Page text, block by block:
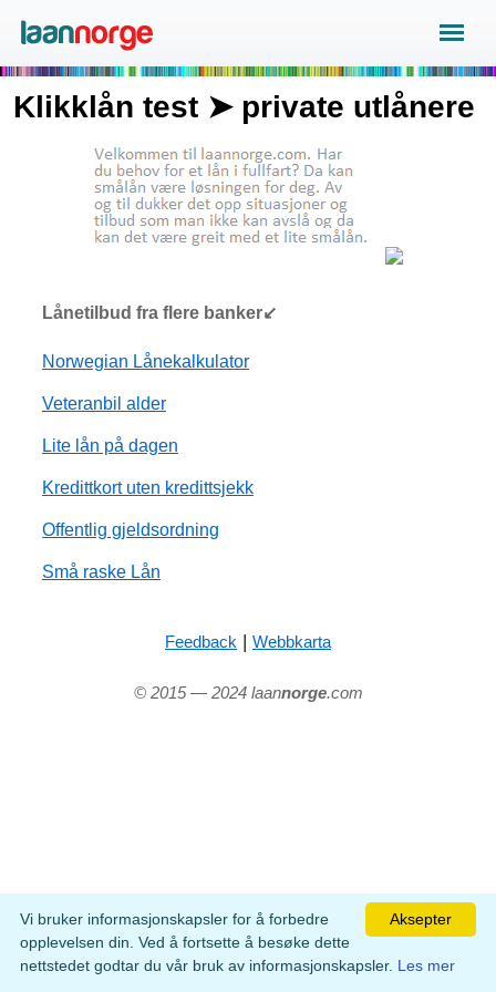
Klikklån test ➤ private utlånere
Lånetilbud fra flere banker↙
Norwegian Lånekalkulator
Veteranbil alder
Lite lån på dagen
Kredittkort uten kredittsjekk
Offentlig gjeldsordning
Små raske Lån
Feedback | Webbkarta
© 2015 — 2024 laannorge.com
Aksepter
Vi bruker informasjonskapsler for å forbedre
opplevelsen din. Ved å fortsette å besøke dette
nettstedet godtar du vår bruk av informasjonskapsler. Les mer